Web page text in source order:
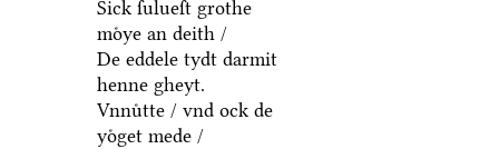
Sick ſulueſt grothe
moͤye an deith /
De eddele tydt darmit
henne gheyt.
Vnnuͤtte / vnd ock de
yoͤget mede /